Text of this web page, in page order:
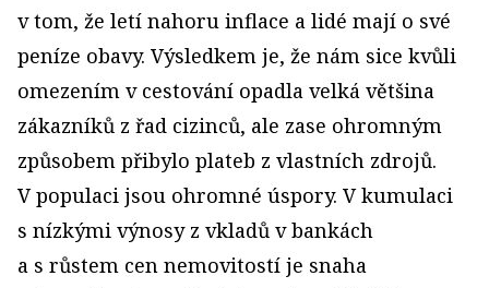
v tom, že letí nahoru inflace a lidé mají o své
peníze obavy. Výsledkem je, že nám sice kvůli
omezením v cestování opadla velká většina
zákazníků z řad cizinců, ale zase ohromným
způsobem přibylo plateb z vlastních zdrojů.
V populaci jsou ohromné úspory. V kumulaci
s nízkými výnosy z vkladů v bankách
a s růstem cen nemovitostí je snaha